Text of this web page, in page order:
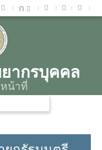
ก
ากรบุคคล
หน้าที่